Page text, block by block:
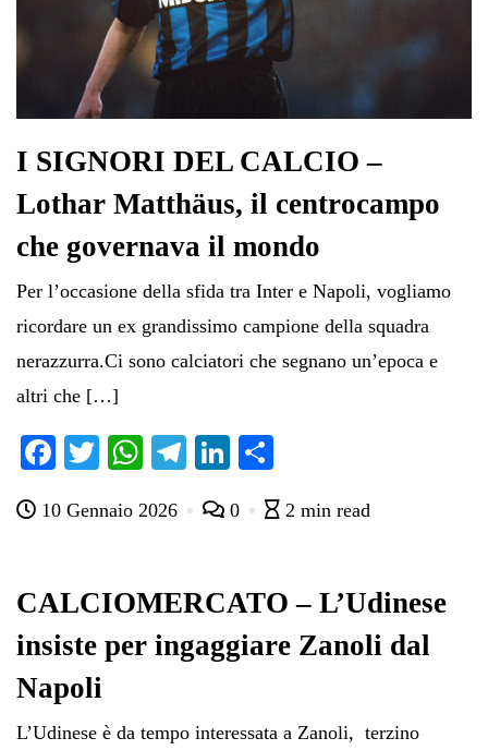
I SIGNORI DEL CALCIO –
Lothar Matthäus, il centrocampo
che governava il mondo
Per l’occasione della sfida tra Inter e Napoli, vogliamo
ricordare un ex grandissimo campione della squadra
nerazzurra.Ci sono calciatori che segnano un’epoca e
altri che […]
Fa
bo
T
tte
W
ts
pp
Te
gr
m
Li
ed di
di
10 Gennaio 2026 0 2 min read
CALCIOMERCATO – L’Udinese
insiste per ingaggiare Zanoli dal
Napoli
L’Udinese è da tempo interessata a Zanoli, terzino